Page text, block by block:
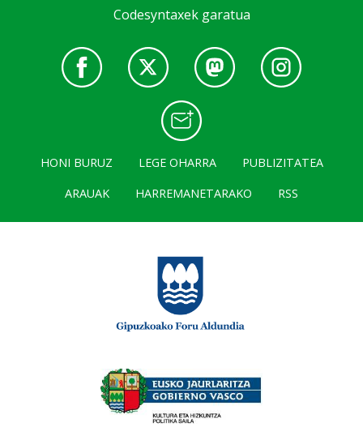
Codesyntaxek garatua
HONI BURUZ LEGE OHARRA
PUBLIZITATEA
ARAUAK
HARREMANETARAKO RSS